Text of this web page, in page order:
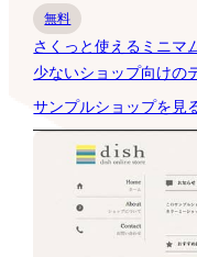
無料
さくっと使えるミニマ
少ないショップ向けの
サンプルショップを見